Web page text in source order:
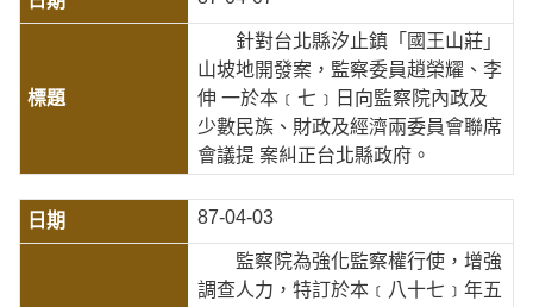
針對台北縣汐止鎮「國王山莊」
山坡地開發案，監察委員趙榮耀、李
伸 一於本﹝七﹞日向監察院內政及
少數民族、財政及經濟兩委員會聯席
會議提 案糾正台北縣政府。
87-04-03
監察院為強化監察權行使，增強
調查人力，特訂於本﹝八十七﹞年五